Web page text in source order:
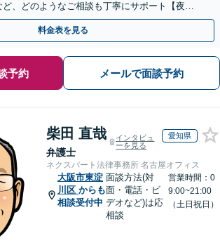
、どのようなご相談も丁寧にサポート【夜
面談】【完全個室】
料金表を見る
予約 メールで面談予約
柴田 直哉
弁護士
インタビュ
ーを見る
愛知県
ネクスパート法律事務所 名古屋オフィス
大阪市東淀
川区 からも
相談受付中
面談方法(対
面・電話・ビ
デオなど)は応
相談
営業時間：0
9:00~21:00
（土日祝日）